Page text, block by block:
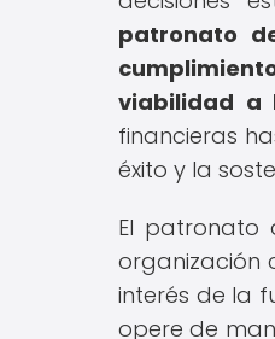
patronato
viabilidad a
financieras
éxito y la
El patronato
organización
interés de la
opere de